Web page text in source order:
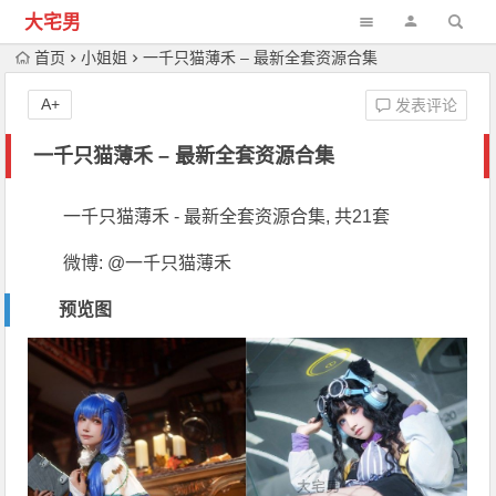
大宅男
首页 小姐姐 一千只猫薄禾 – 最新全套资源合集
一千只猫薄禾 – 最新全套资源合集
发表评论
A+
一千只猫薄禾 - 最新全套资源合集, 共21套
微博: @一千只猫薄禾
预览图